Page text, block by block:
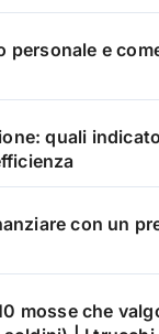
personale e
quali
con un
mosse che